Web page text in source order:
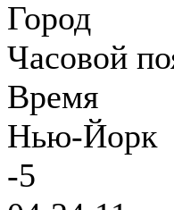
Город
Часовой
Время
Нью-Йорк
-5